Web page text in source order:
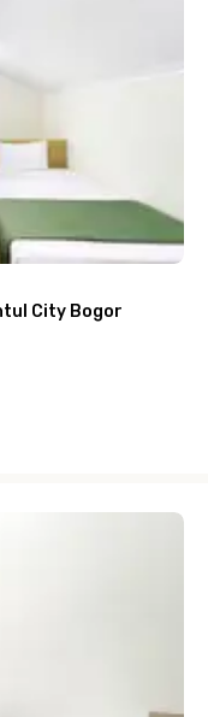
City Bogor